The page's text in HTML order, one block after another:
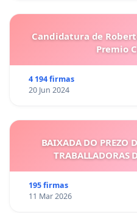
Candidatura de
Premio
4 194 firmas
20 Jun 2024
BAIXADA DO PREZO
TRABALLADORAS
195 firmas
11 Mar 2026